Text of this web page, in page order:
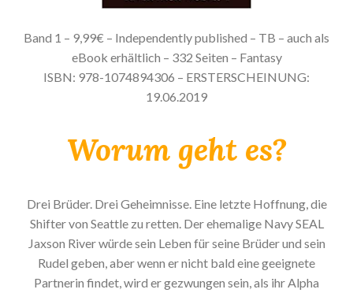
Band 1 – 9,99€ – Independently published – TB – auch als
eBook erhältlich – 332 Seiten – Fantasy
ISBN: 978-1074894306 – ERSTERSCHEINUNG:
19.06.2019
Worum geht es?
Drei Brüder. Drei Geheimnisse. Eine letzte Hoffnung, die
Shifter von Seattle zu retten. Der ehemalige Navy SEAL
Jaxson River würde sein Leben für seine Brüder und sein
Rudel geben, aber wenn er nicht bald eine geeignete
Partnerin findet, wird er gezwungen sein, als ihr Alpha